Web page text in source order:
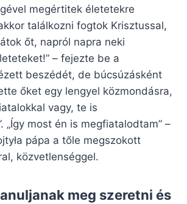
megértitek életetekre
találkozni fogtok Krisztussal,
őt, napról napra neki
– fejezte be a
beszédét, de búcsúzásként
őket egy lengyel közmondásra,
vagy, te is
„Így most én is megfiatalodtam” –
pápa a tőle megszokott
közvetlenséggel.
meg szeretni és